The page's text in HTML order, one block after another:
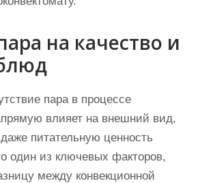
на качество и
пара в процессе
влияет на внешний вид,
питательную ценность
один из ключевых факторов,
между конвекционной